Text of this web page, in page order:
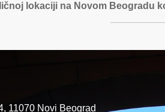
lokaciji na Novom Beogradu
11070 Novi Beograd